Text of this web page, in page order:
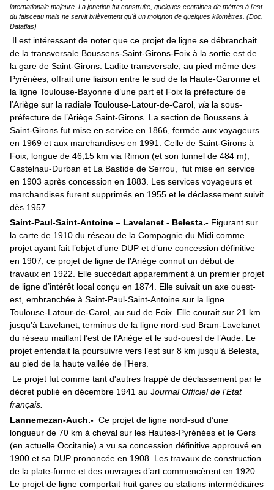
internationale majeure. La jonction fut construite, quelques centaines de mètres à l'est
du faisceau mais ne servit brièvement qu'à un moignon de quelques kilomètres. (Doc.
Datatlas)
Il est intéressant de noter que ce projet de ligne se débranchait
de la transversale Boussens-Saint-Girons-Foix à la sortie est de
la gare de Saint-Girons. Ladite transversale, au pied même des
Pyrénées, offrait une liaison entre le sud de la Haute-Garonne et
la ligne Toulouse-Bayonne d’une part et Foix la préfecture de
l’Ariège sur la radiale Toulouse-Latour-de-Carol, via la sous-
préfecture de l’Ariège Saint-Girons. La section de Boussens à
Saint-Girons fut mise en service en 1866, fermée aux voyageurs
en 1969 et aux marchandises en 1991. Celle de Saint-Girons à
Foix, longue de 46,15 km via Rimon (et son tunnel de 484 m),
Castelnau-Durban et La Bastide de Serrou, fut mise en service
en 1903 après concession en 1883. Les services voyageurs et
marchandises furent supprimés en 1955 et le déclassement suivit
dès 1957.
Saint-Paul-Saint-Antoine – Lavelanet - Belesta.- Figurant sur
la carte de 1910 du réseau de la Compagnie du Midi comme
projet ayant fait l’objet d’une DUP et d’une concession définitive
en 1907, ce projet de ligne de l'Ariège connut un début de
travaux en 1922. Elle succédait apparemment à un premier projet
de ligne d’intérêt local conçu en 1874. Elle suivait un axe ouest-
est, embranchée à Saint-Paul-Saint-Antoine sur la ligne
Toulouse-Latour-de-Carol, au sud de Foix. Elle courait sur 21 km
jusqu’à Lavelanet, terminus de la ligne nord-sud Bram-Lavelanet
du réseau maillant l’est de l’Ariège et le sud-ouest de l’Aude. Le
projet entendait la poursuivre vers l’est sur 8 km jusqu’à Belesta,
au pied de la haute vallée de l’Hers.
Le projet fut comme tant d'autres frappé de déclassement par le
décret publié en décembre 1941 au Journal Officiel de l'Etat
français
Lannemezan-Auch.- Ce projet de ligne nord-sud d’une
longueur de 70 km à cheval sur les Hautes-Pyrénées et le Gers
(en actuelle Occitanie) a vu sa concession définitive approuvé en
1900 et sa DUP prononcée en 1908. Les travaux de construction
de la plate-forme et des ouvrages d’art commencèrent en 1920.
Le projet de ligne comportait huit gares ou stations intermédiaires